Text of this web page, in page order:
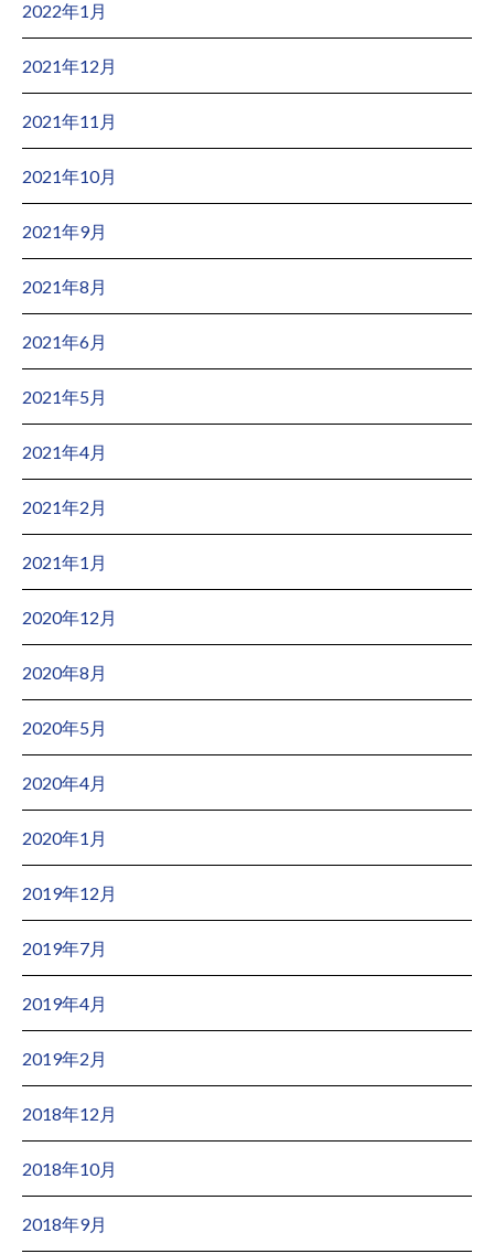
2022年1月
2021年12月
2021年11月
2021年10月
2021年9月
2021年8月
2021年6月
2021年5月
2021年4月
2021年2月
2021年1月
2020年12月
2020年8月
2020年5月
2020年4月
2020年1月
2019年12月
2019年7月
2019年4月
2019年2月
2018年12月
2018年10月
2018年9月